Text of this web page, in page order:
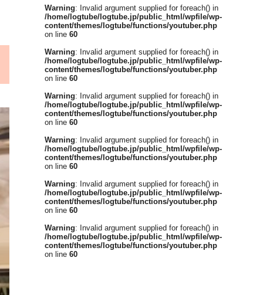
Warning: Invalid argument supplied for foreach() in
/home/logtube/logtube.jp/public_html/wpfile/wp-
content/themes/logtube/functions/youtuber.php
on line 60
Warning: Invalid argument supplied for foreach() in
/home/logtube/logtube.jp/public_html/wpfile/wp-
content/themes/logtube/functions/youtuber.php
on line 60
Warning: Invalid argument supplied for foreach() in
/home/logtube/logtube.jp/public_html/wpfile/wp-
content/themes/logtube/functions/youtuber.php
on line 60
Warning: Invalid argument supplied for foreach() in
/home/logtube/logtube.jp/public_html/wpfile/wp-
content/themes/logtube/functions/youtuber.php
on line 60
Warning: Invalid argument supplied for foreach() in
/home/logtube/logtube.jp/public_html/wpfile/wp-
content/themes/logtube/functions/youtuber.php
on line 60
Warning: Invalid argument supplied for foreach() in
/home/logtube/logtube.jp/public_html/wpfile/wp-
content/themes/logtube/functions/youtuber.php
on line 60